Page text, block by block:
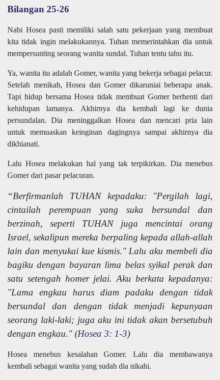
Bilangan 25-26
Nabi Hosea pasti memiliki salah satu pekerjaan yang membuat
kita tidak ingin melakukannya. Tuhan memerintahkan dia untuk
mempersunting seorang wanita sundal. Tuhan tentu tahu itu.
Ya, wanita itu adalah Gomer, wanita yang bekerja sebagai pelacur.
Setelah menikah, Hosea dan Gomer dikaruniai beberapa anak.
Tapi hidup bersama Hosea tidak membuat Gomer berhenti dari
kehidupan lamanya. Akhirnya dia kembali lagi ke dunia
persundalan. Dia meninggalkan Hosea dan mencari pria lain
untuk memuaskan keinginan dagingnya sampai akhirnya dia
dikhianati.
Lalu Hosea melakukan hal yang tak terpikirkan. Dia menebus
Gomer dari pasar pelacuran.
“Berfirmanlah TUHAN kepadaku: "Pergilah lagi,
cintailah perempuan yang suka bersundal dan
berzinah, seperti TUHAN juga mencintai orang
Israel, sekalipun mereka berpaling kepada allah-allah
lain dan menyukai kue kismis." Lalu aku membeli dia
bagiku dengan bayaran lima belas syikal perak dan
satu setengah homer jelai. Aku berkata kepadanya:
"Lama engkau harus diam padaku dengan tidak
bersundal dan dengan tidak menjadi kepunyaan
seorang laki-laki; juga aku ini tidak akan bersetubuh
dengan engkau." (Hosea 3: 1-3)
Hosea menebus kesalahan Gomer. Lalu dia membawanya
kembali sebagai wanita yang sudah dia nikahi.